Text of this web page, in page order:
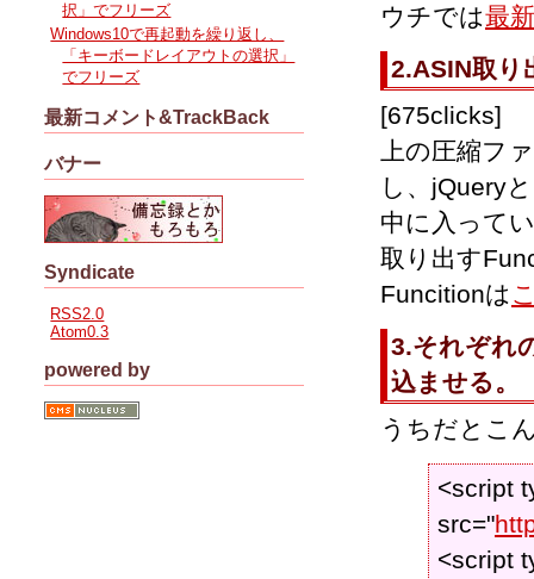
ウチでは最
2.ASIN取
[675clicks]
上の圧縮フ
し、jQuery
中に入って
取り出す
Funcitionは
3.それぞれ
込ませる。
うちだとこ
<script
src="
<script
択」でフリーズ
Windows10で再起動を繰り返し、
「キーボードレイアウトの選択」
でフリーズ
最新コメント&TrackBack
バナー
Syndicate
RSS2.0
Atom0.3
powered by